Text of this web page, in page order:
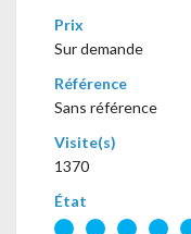
Prix
Sur demande
Référence
Sans référence
Visite(s)
1370
État